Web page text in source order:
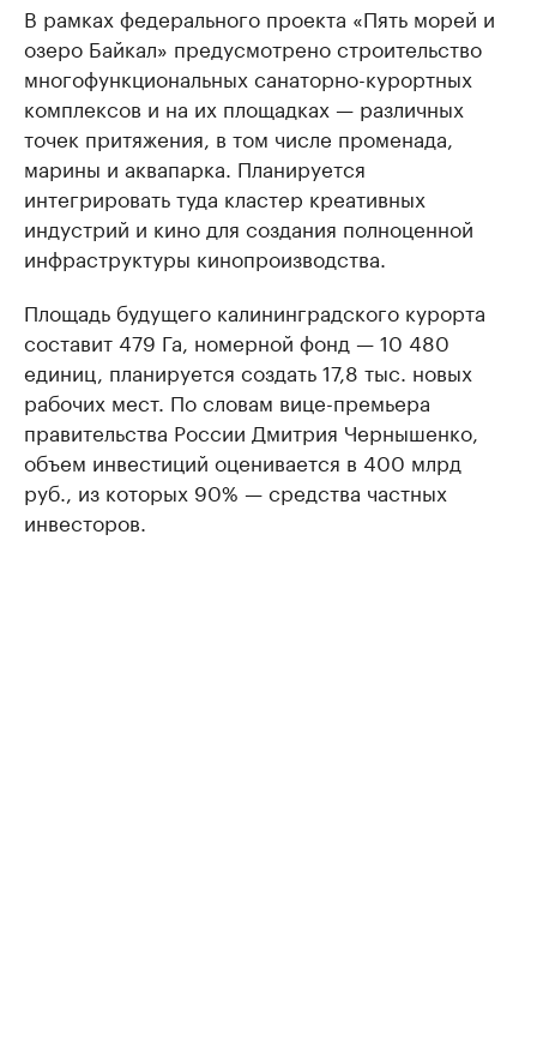
В рамках федерального проекта «Пять морей и
озеро Байкал» предусмотрено строительство
многофункциональных санаторно-курортных
комплексов и на их площадках — различных
точек притяжения, в том числе променада,
марины и аквапарка. Планируется
интегрировать туда кластер креативных
индустрий и кино для создания полноценной
инфраструктуры кинопроизводства.
Площадь будущего калининградского курорта
составит 479 Га, номерной фонд — 10 480
единиц, планируется создать 17,8 тыс. новых
рабочих мест. По словам вице-премьера
правительства России Дмитрия Чернышенко,
объем инвестиций оценивается в 400 млрд
руб., из которых 90% — средства частных
инвесторов.